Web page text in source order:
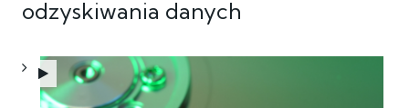
odzyskiwania danych